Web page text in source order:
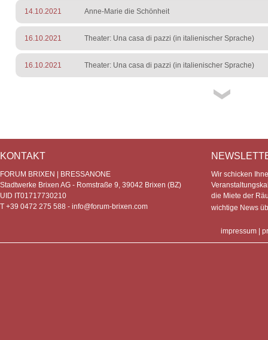
14.10.2021 Anne-Marie die Schönheit
16.10.2021 Theater: Una casa di pazzi (in italienischer Sprache)
16.10.2021 Theater: Una casa di pazzi (in italienischer Sprache)
KONTAKT
FORUM BRIXEN | BRESSANONE
Stadtwerke Brixen AG - Romstraße 9, 39042 Brixen (BZ)
UID IT01717730210
T +39 0472 275 588 - info@forum-brixen.com
Wir schicken
die Miete der
wichtige News
impressum